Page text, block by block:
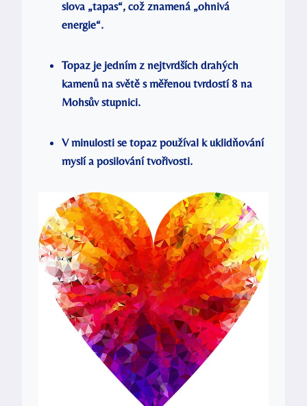
slova „tapas“, což znamená „ohnivá
energie“.
Topaz je jedním z nejtvrdších drahých
kamenů na světě s měřenou tvrdostí 8 na
Mohsův stupnici.
V minulosti se topaz používal k uklidňování
myslí a posilování tvořivosti.